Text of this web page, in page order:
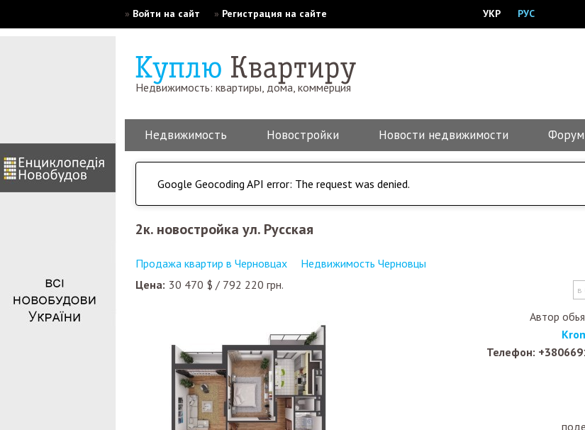
» Войти на сайт » Регистрация на сайте УКР РУС
Недвижимость: квартиры, дома, коммерция
Недвижимость Новостройки Новости недвижимости
Google Geocoding API error: The request was denied.
2к. новостройка ул. Русская
Продажа квартир в Черновцах
Недвижимость Черновцы
Цена: 30 470 $ / 792 220 грн. в
Автор
Телефон: